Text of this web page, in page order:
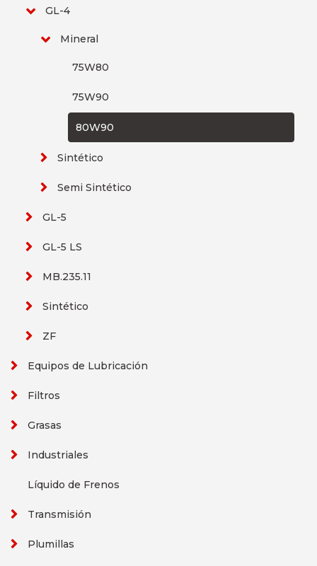
GL-4
Mineral
75W80
75W90
80W90
Sintético
Semi Sintético
GL-5
GL-5 LS
MB.235.11
Sintético
ZF
Equipos de Lubricación
Filtros
Grasas
Industriales
Líquido de Frenos
Transmisión
Plumillas